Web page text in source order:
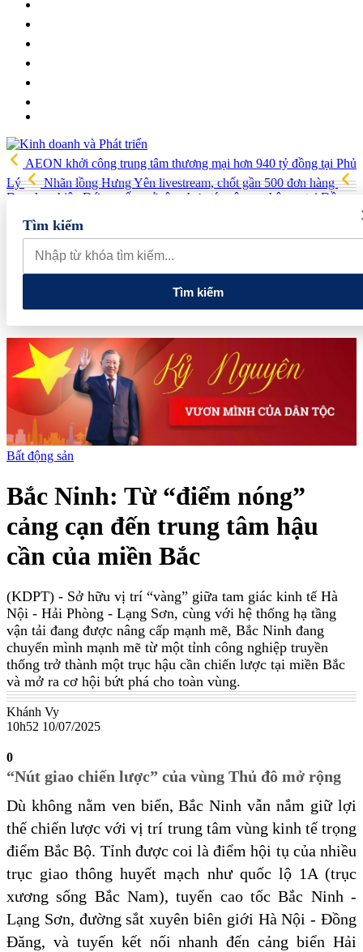
AEON khởi công trung tâm thương mại hơn 940 tỷ đồng tại Phủ
Lý
Nhãn lồng Hưng Yên livestream, chốt gần 500 đơn hàng
Doanh nghiệp Đức muốn mở rộng hợp tác công nghệ cao tại Đồng
Từ hệ sinh thái tài chính đến tham vọng năng lượng: T&T
Group đang tạo "đòn bẩy vốn" như thế nào?
Giá xăng dầu hôm
nay (8.8): Giá xăng trong nước tiếp tục hạ nhiệt
Tìm kiếm
Tìm kiếm
Bất động sản
Bắc Ninh: Từ “điểm nóng”
cảng cạn đến trung tâm hậu
cần của miền Bắc
(KDPT) - Sở hữu vị trí “vàng” giữa tam giác kinh tế Hà
Nội - Hải Phòng - Lạng Sơn, cùng với hệ thống hạ tầng
vận tải đang được nâng cấp mạnh mẽ, Bắc Ninh đang
chuyển mình mạnh mẽ từ một tỉnh công nghiệp truyền
thống trở thành một trục hậu cần chiến lược tại miền Bắc
và mở ra cơ hội bứt phá cho toàn vùng.
Khánh Vy
10h52 10/07/2025
0
“Nút giao chiến lược” của vùng Thủ đô mở rộng
Dù không nằm ven biển, Bắc Ninh vẫn nắm giữ lợi
thế chiến lược với vị trí trung tâm vùng kinh tế trọng
điểm Bắc Bộ. Tỉnh được coi là điểm hội tụ của nhiều
trục giao thông huyết mạch như quốc lộ 1A (trục
xương sống Bắc Nam), tuyến cao tốc Bắc Ninh -
Lạng Sơn, đường sắt xuyên biên giới Hà Nội - Đồng
Đăng, và tuyến kết nối nhanh đến cảng biển Hải